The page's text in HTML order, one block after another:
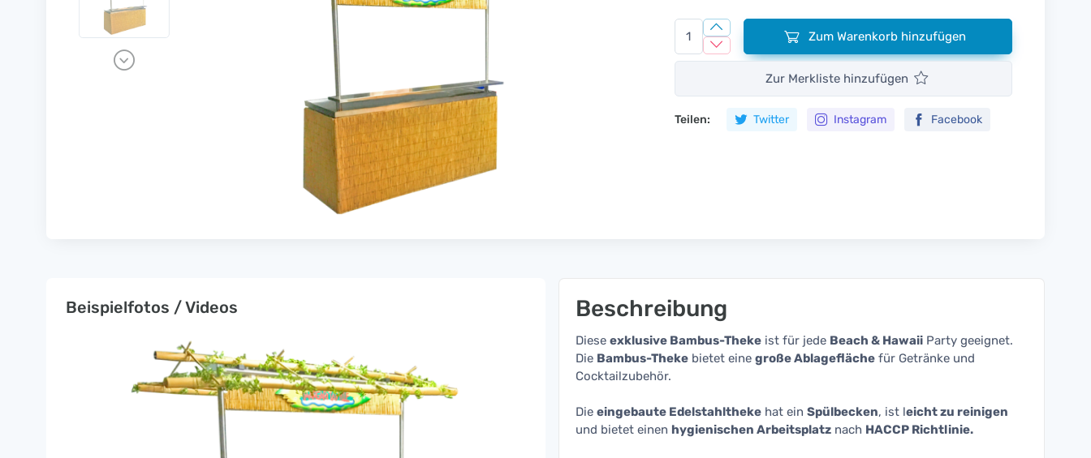
Next
Zum Warenkorb hinzufügen
Zur Merkliste hinzufügen
Teilen: Twitter Instagram Facebook
Beispielfotos / Videos Beschreibung
Diese exklusive Bambus-Theke ist für jede Beach & Hawaii Party geeignet.
Die Bambus-Theke bietet eine große Ablagefläche für Getränke und
Cocktailzubehör.
Die eingebaute Edelstahltheke hat ein Spülbecken, ist leicht zu reinigen
und bietet einen hygienischen Arbeitsplatz nach HACCP Richtlinie.